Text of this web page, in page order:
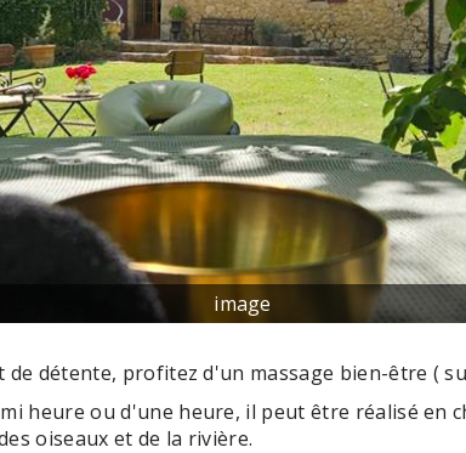
image
de détente, profitez d'un massage bien-être (
heure ou d'une heure, il peut être réalisé en
oiseaux et de la rivière.